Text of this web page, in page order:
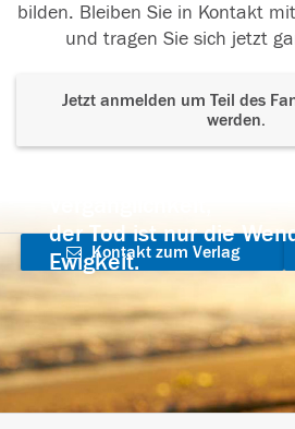
bilden. Bleiben Sie in Kontakt
und tragen Sie sich jetzt
Jetzt anmelden um Teil des
werden.
der Tod ist nur die
Ewigkeit.
Kontakt zum Verlag
aufnehmen